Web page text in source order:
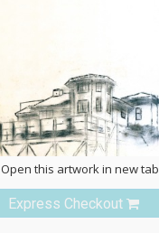
Open this artwork in new tab
Express Checkout